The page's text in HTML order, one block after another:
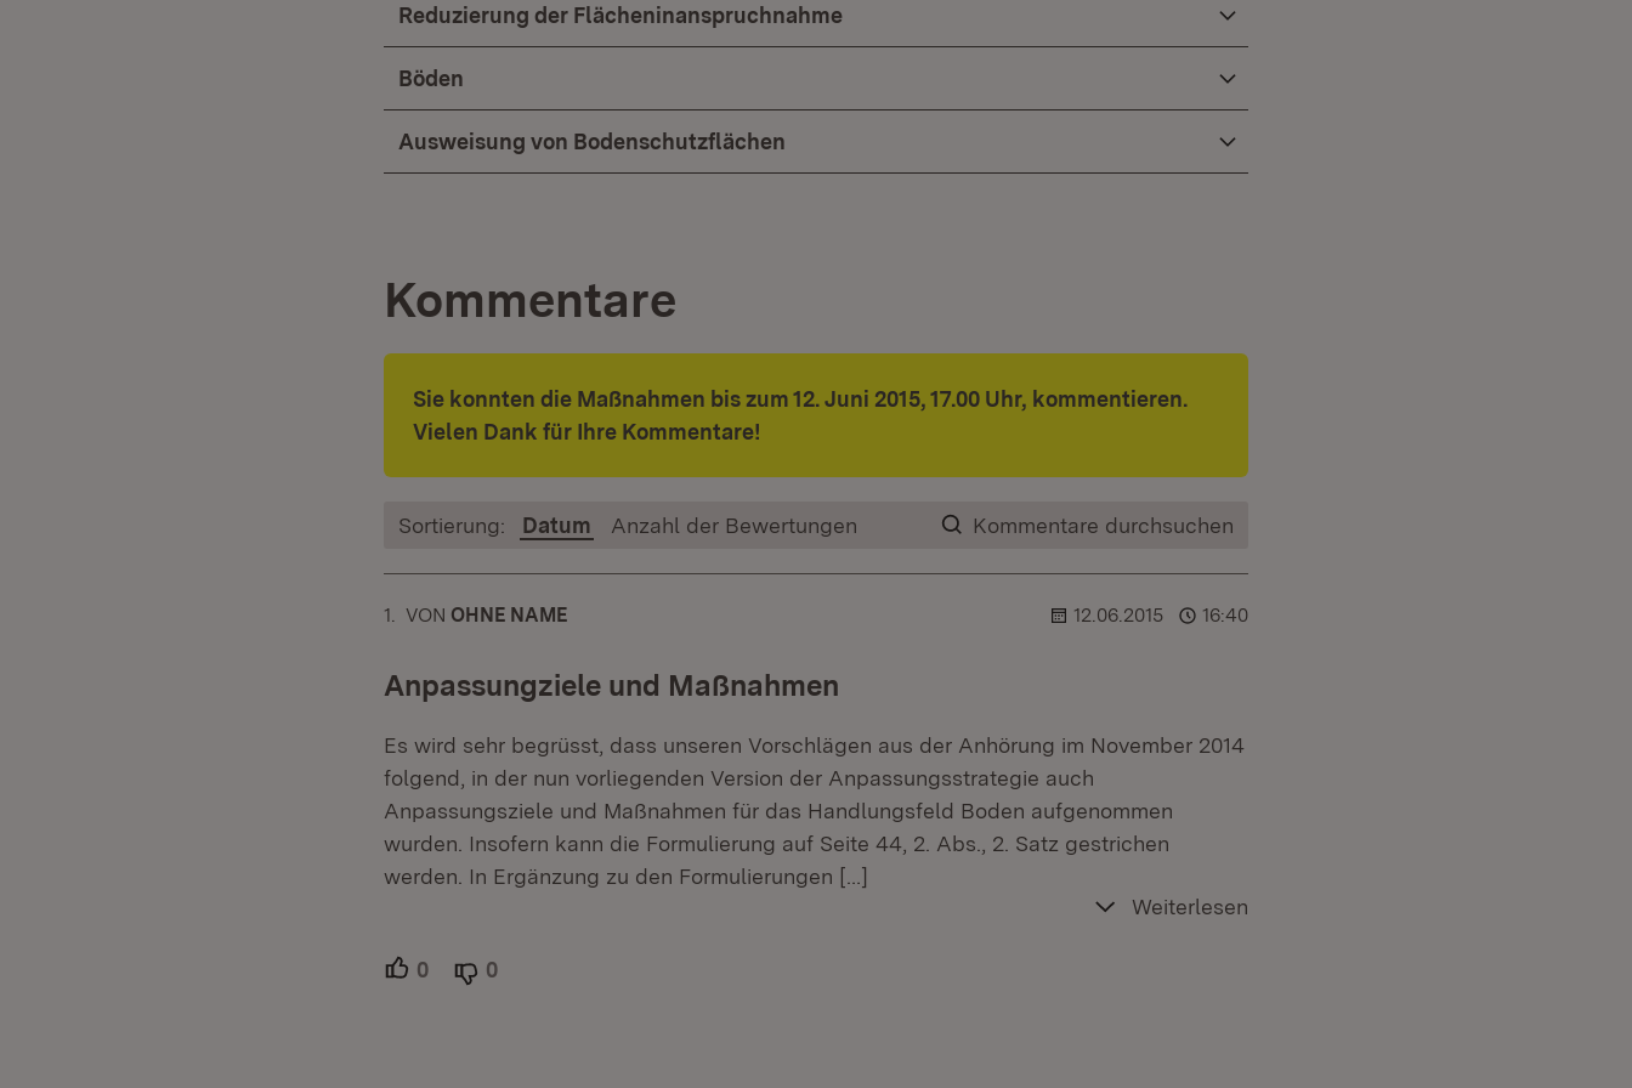
Reduzierung der Flächeninanspruchnahme
Böden
Ausweisung von Bodenschutzflächen
Kommentare
Sie konnten die Maßnahmen bis zum 12. Juni 2015, 17.00 Uhr, kommentieren.
Vielen Dank für Ihre Kommentare!
Kommentare durchsuchen
Sortierung: Datum Anzahl der Bewertungen
1. KOMMENTAR
VON :OHNE NAME 12.06.2015 16:40
Anpassungziele und Maßnahmen
Es wird sehr begrüsst, dass unseren Vorschlägen aus der Anhörung im November 2014
folgend, in der nun vorliegenden Version der Anpassungsstrategie auch
Anpassungsziele und Maßnahmen für das Handlungsfeld Boden aufgenommen
wurden. Insofern kann die Formulierung auf Seite 44, 2. Abs., 2. Satz gestrichen
werden. In Ergänzung zu den Formulierungen […]
Weiterlesen
0 Unterstützer.
0